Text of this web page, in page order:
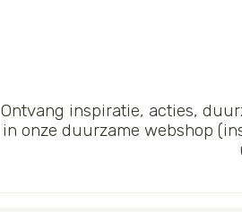
Ontvang inspiratie, acties,
in onze duurzame webshop